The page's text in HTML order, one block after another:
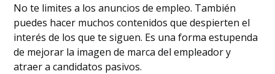
No te limites a los anuncios de empleo. También
puedes hacer muchos contenidos que despierten el
interés de los que te siguen. Es una forma estupenda
de mejorar la imagen de marca del empleador y
atraer a candidatos pasivos.